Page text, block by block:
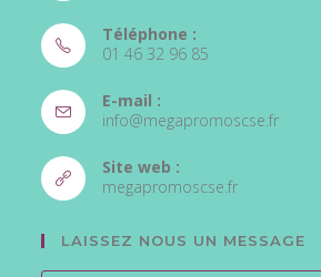
Téléphone :
01 46 32 96 85
dans
votre
application
E-mail :
info@megapromoscse.frS’ouvre
Site web :
megapromoscse.frS’ouvre
nouvel
onglet
LAISSEZ NOUS UN MESSAGE